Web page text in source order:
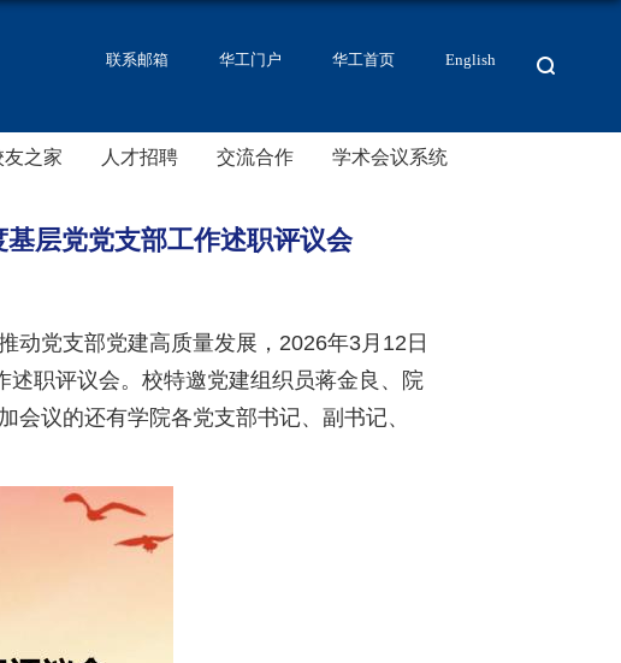
联系邮箱 华工门户 华工首页 English
友之家 人才招聘 交流合作 学术会议系统
层党党支部工作述职评议会
动党支部党建高质量发展，2026年3月12日
职评议会。校特邀党建组织员蒋金良、院
议的还有学院各党支部书记、副书记、